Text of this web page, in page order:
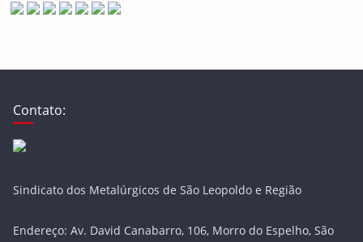
Contato:
Sindicato dos Metalúrgicos de São Leopoldo e Região
Endereço: Av. David Canabarro, 106, Morro do Espelho, São